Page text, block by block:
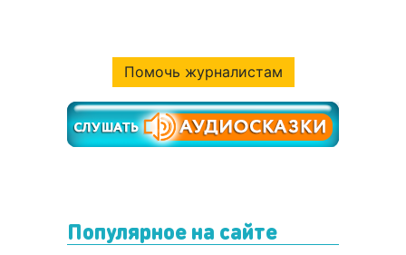
Помочь журналистам
Популярное на сайте